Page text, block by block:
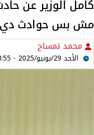
كامل الوزير عن
مش بس حوادث دي
محمد تمساح
الأحد 29/يونيو/2025 - 03:55 م